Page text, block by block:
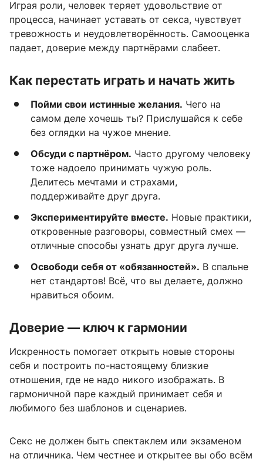
Играя роли, человек теряет удовольствие от
процесса, начинает уставать от секса, чувствует
тревожность и неудовлетворённость. Самооценка
падает, доверие между партнёрами слабеет.
Как перестать играть и начать жить
Пойми свои истинные желания. Чего на
самом деле хочешь ты? Прислушайся к себе
без оглядки на чужое мнение.
Обсуди с партнёром. Часто другому человеку
тоже надоело принимать чужую роль.
Делитесь мечтами и страхами,
поддерживайте друг друга.
Экспериментируйте вместе. Новые практики,
откровенные разговоры, совместный смех —
отличные способы узнать друг друга лучше.
Освободи себя от «обязанностей». В спальне
нет стандартов! Всё, что вы делаете, должно
нравиться обоим.
Доверие — ключ к гармонии
Искренность помогает открыть новые стороны
себя и построить по-настоящему близкие
отношения, где не надо никого изображать. В
гармоничной паре каждый принимает себя и
любимого без шаблонов и сценариев.
Секс не должен быть спектаклем или экзаменом
на отличника. Чем честнее и открытее вы обо всём